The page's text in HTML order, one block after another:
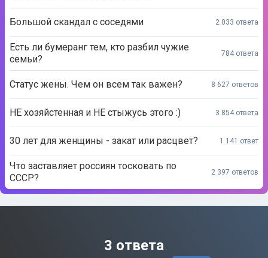
Большой скандал с соседями 2 033 ответа
Есть ли бумеранг тем, кто разбил чужие
семьи?
784 ответа
Статус жены. Чем он всем так важен? 8 627 ответов
НЕ хозяйстенная и НЕ стыжусь этого :) 3 854 ответа
30 лет для женщины - закат или расцвет? 1 141 ответ
Что заставляет россиян тосковать по
СССР?
2 397 ответов
3 ответа